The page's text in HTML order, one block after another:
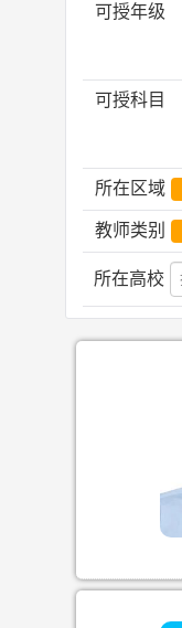
可授年级
可授科目
所在区域
教师类别
所在高校